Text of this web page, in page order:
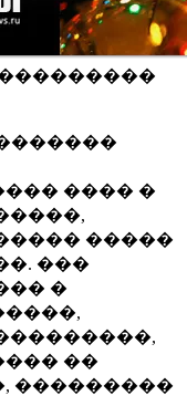
���������
���� �
�����
���
�
��
���������